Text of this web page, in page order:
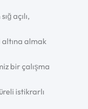
açılı,
almak
bir çalışma
istikrarlı